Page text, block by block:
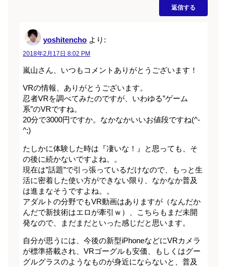
返信する
yoshitencho より:
2018年2月17日 8:02 PM
嵐山さん、いつもコメントありがとうございます！
VRの情報、ありがとうございます。
忍者VRを調べてみたのですが、いわゆる”ゲーム
系”のVRですね。
20分で3000円ですか。なかなかいいお値段ですね(^-
^;)
たしかに体験した時は『凄いな！』と思っても、そ
の後に続かないですよね。。
現在は”話題”で引っ張っているだけなので、もっと生
活に密着した使い方ができない限り、なかなか普及
は進まなそうですよね。。
アダルトの分野でもVR動画はありますが（なんだか
んだで新技術はエロが牽引ｗ）、こちらもまだ未開
発なので、まだまだといった感じだと思います。
自分が思うには、今後の新型iPhoneなどにVRカメラ
が標準搭載され、VRゴーグルも安価、もしくはグー
グルグラスのようなものが身近にならないと、普及